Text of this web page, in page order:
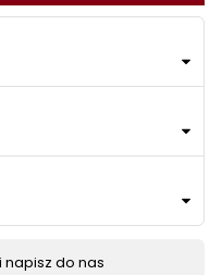
napisz do nas